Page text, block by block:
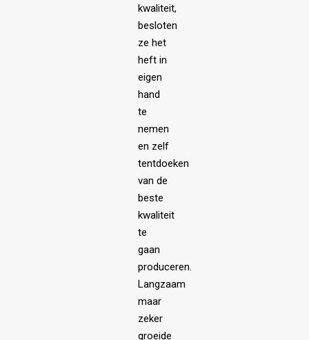
kwaliteit,
besloten
ze het
heft in
eigen
hand
te
nemen
en zelf
tentdoeken
van de
beste
kwaliteit
te
gaan
produceren.
Langzaam
maar
zeker
groeide